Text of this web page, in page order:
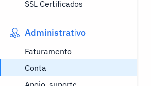
SSL Certificados
Administrativo
Faturamento
Conta
Apoio, suporte